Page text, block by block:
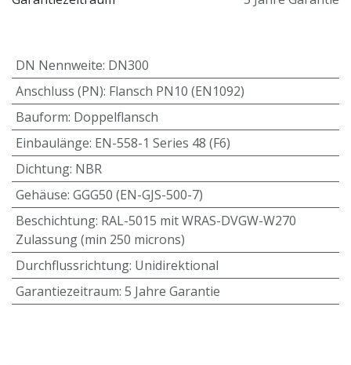
DN Nennweite: DN300
Anschluss (PN): Flansch PN10 (EN1092)
Bauform: Doppelflansch
Einbaulänge: EN-558-1 Series 48 (F6)
Dichtung: NBR
Gehäuse: GGG50 (EN-GJS-500-7)
Beschichtung: RAL-5015 mit WRAS-DVGW-W270
Zulassung (min 250 microns)
Durchflussrichtung: Unidirektional
Garantiezeitraum: 5 Jahre Garantie